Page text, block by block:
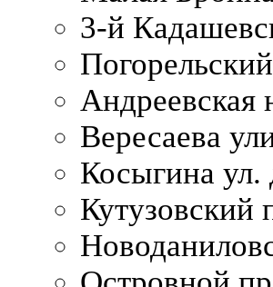
3-й
Андреевская
Вересаева
Косыгина ул.
Кутузовский